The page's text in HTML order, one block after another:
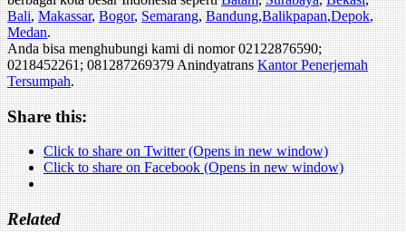
Bali,Makassar,Bogor,Semarang,Bandung,Balikpapan,Depok,
Medan.
Anda bisa menghubungi kami di nomor 02122876590;
0218452261; 081287269379 AnindyatransKantor Penerjemah
Tersumpah.
Share this:
Click to share on Twitter (Opens in new window)
Click to share on Facebook (Opens in new window)
Related